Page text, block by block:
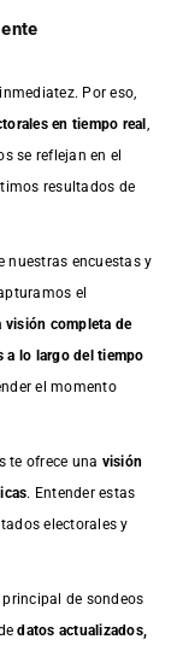
Por eso,
en tiempo real ,
se reflejan en el
resultados de
nuestras encuestasy
el
visión completa de
a lo largo del tiempo
el momento
te ofrece una visión
. Entender estas
electorales y
de sondeos
datos actualizados,